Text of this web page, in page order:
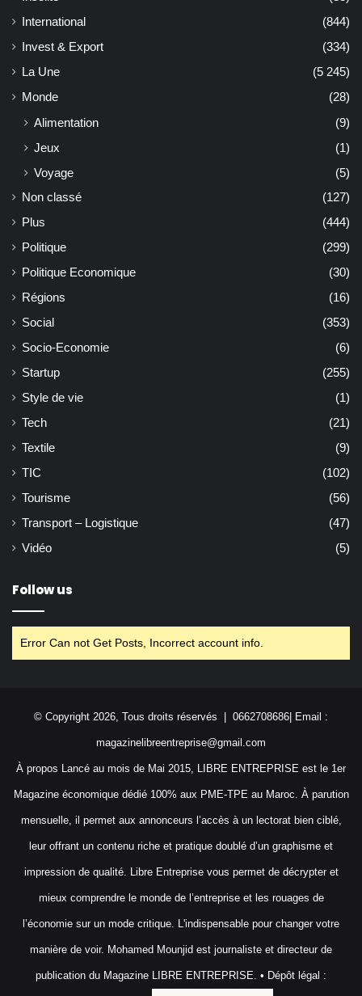
International
(844)
Invest & Export
(334)
La Une
(5 245)
Monde
(28)
Alimentation
(9)
Jeux
(1)
Voyage
(5)
Non classé
(127)
Plus
(444)
Politique
(299)
Politique Economique
(30)
Régions
(16)
Social
(353)
Socio-Economie
(6)
Startup
(255)
Style de vie
(1)
Tech
(21)
Textile
(9)
TIC
(102)
Tourisme
(56)
Transport – Logistique
(47)
Vidéo
(5)
Follow us
Error Can not Get Posts, Incorrect account info.
© Copyright 2026, Tous droits réservés | 0662708686| Email :
magazinelibreentreprise@gmail.com
À propos Lancé au mois de Mai 2015, LIBRE ENTREPRISE est le 1er
Magazine économique dédié 100% aux PME-TPE au Maroc. À parution
mensuelle, il permet aux annonceurs l’accès à un lectorat bien ciblé,
leur offrant un contenu riche et pratique doublé d’un graphisme et
impression de qualité. Libre Entreprise vous permet de décrypter et
mieux comprendre le monde de l’entreprise et les rouages de
l’économie sur un mode critique. L'indispensable pour changer votre
manière de voir. Mohamed Mounjid est journaliste et directeur de
publication du Magazine LIBRE ENTREPRISE. • Dépôt légal :